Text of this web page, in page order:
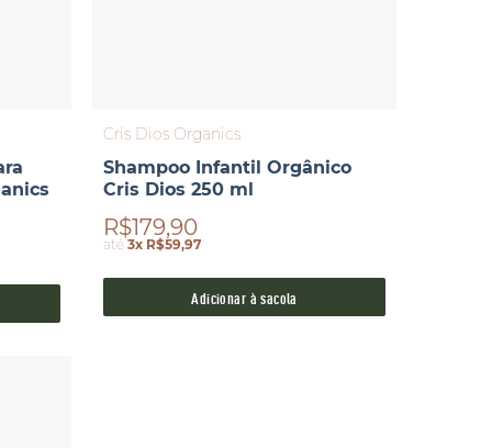
Cris Dios Organics
Shampoo Infantil Orgânico
Cris Dios 250 ml
R$179,90
até 3x R$59,97
Adicionar à sacola